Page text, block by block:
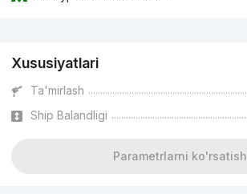
Xususiyatlari
Ta'mirlash
Ship Balandligi
Parametrlarni ko'rsatish